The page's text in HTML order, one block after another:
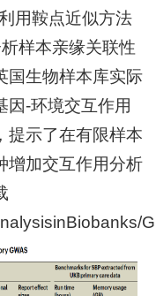
用鞍点近似方法
样本亲缘关联性
国生物样本库实际
因-环境交互作用
提示了在有限样本
增加交互作用分析